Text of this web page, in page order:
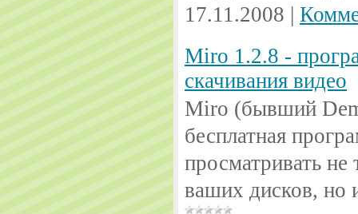
17.11.2008 |
Miro 1.2.8 -
скачивания видео
Miro (бывший
бесплатная
просматривать
ваших дисков, но